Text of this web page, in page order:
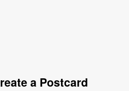
a Postcard